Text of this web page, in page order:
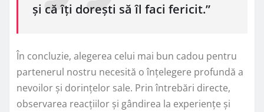
și că îți dorești să îl faci fericit.”
În concluzie, alegerea celui mai bun cadou pentru
partenerul nostru necesită o înțelegere profundă a
nevoilor și dorințelor sale. Prin întrebări directe,
observarea reacțiilor și gândirea la experiențe și